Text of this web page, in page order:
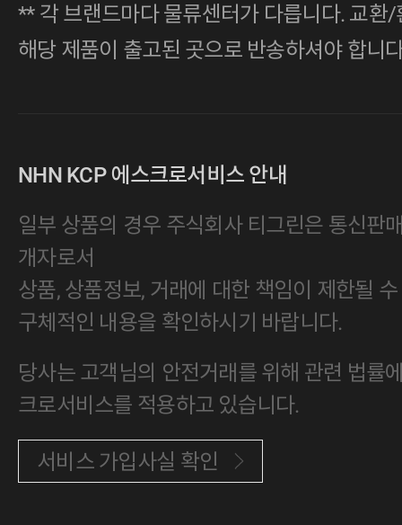
** 각 브랜드마다 물류센터가 다릅니다. 교환
해당 제품이 출고된 곳으로 반송하셔야 합니
NHN KCP 에스크로서비스 안내
일부 상품의 경우 주식회사 티그린은 통신판
개자로서
상품, 상품정보, 거래에 대한 책임이 제한될
구체적인 내용을 확인하시기 바랍니다.
당사는 고객님의 안전거래를 위해 관련 법률
크로서비스를 적용하고 있습니다.
서비스 가입사실 확인